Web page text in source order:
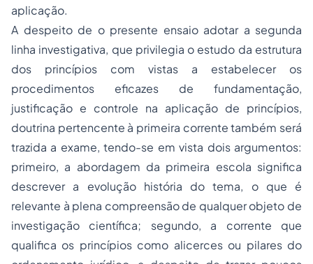
aplicação.
A despeito de o presente ensaio adotar a segunda
linha investigativa, que privilegia o estudo da estrutura
dos princípios com vistas a estabelecer os
procedimentos eficazes de fundamentação,
justificação e controle na aplicação de princípios,
doutrina pertencente à primeira corrente também será
trazida a exame, tendo-se em vista dois argumentos:
primeiro, a abordagem da primeira escola significa
descrever a evolução história do tema, o que é
relevante à plena compreensão de qualquer objeto de
investigação científica; segundo, a corrente que
qualifica os princípios como alicerces ou pilares do